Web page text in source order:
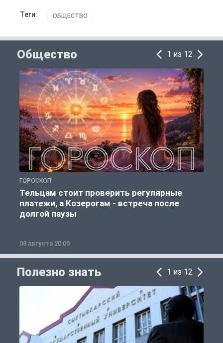
Теги: ОБЩЕСТВО
Общество 1 из 12
ГОРОСКОП
Тельцам стоит проверить регулярные
платежи, а Козерогам - встреча после
долгой паузы
08 августа 20:00
Полезно знать 1 из 12